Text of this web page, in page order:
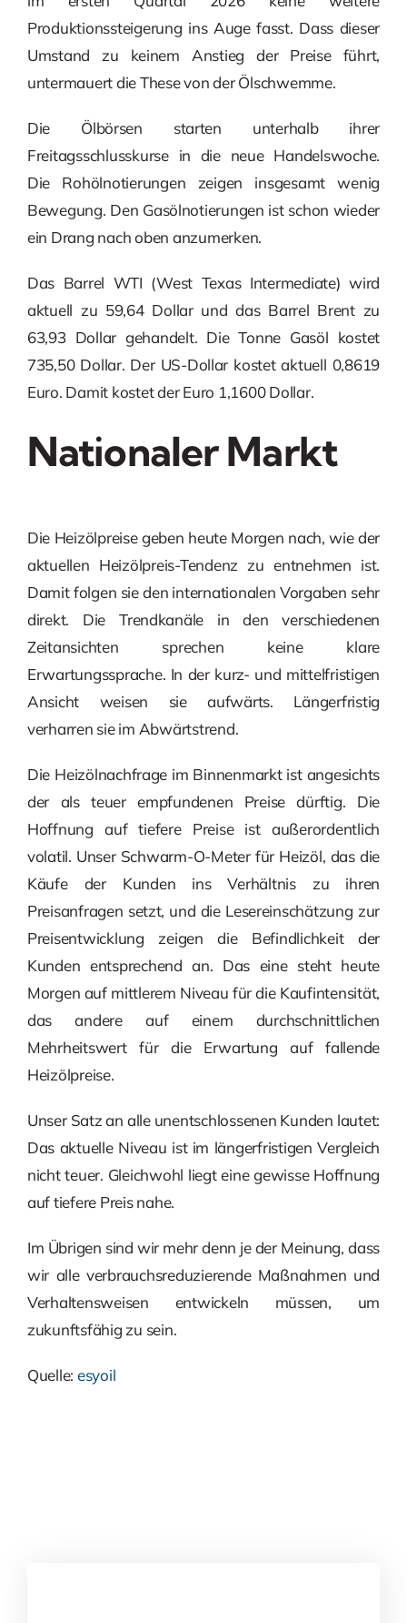
Produktionssteigerung ins Auge fasst. Dass dieser
Umstand zu keinem Anstieg der Preise führt,
untermauert die These von der Ölschwemme.
Die Ölbörsen starten unterhalb ihrer
Freitagsschlusskurse in die neue Handelswoche.
Die Rohölnotierungen zeigen insgesamt wenig
Bewegung. Den Gasölnotierungen ist schon wieder
ein Drang nach oben anzumerken.
Das Barrel WTI (West Texas Intermediate) wird
aktuell zu 59,64 Dollar und das Barrel Brent zu
63,93 Dollar gehandelt. Die Tonne Gasöl kostet
735,50 Dollar. Der US-Dollar kostet aktuell 0,8619
Euro. Damit kostet der Euro 1,1600 Dollar.
Nationaler Markt
Die Heizölpreise geben heute Morgen nach, wie der
aktuellen Heizölpreis-Tendenz zu entnehmen ist.
Damit folgen sie den internationalen Vorgaben sehr
direkt. Die Trendkanäle in den verschiedenen
Zeitansichten sprechen keine klare
Erwartungssprache. In der kurz- und mittelfristigen
Ansicht weisen sie aufwärts. Längerfristig
verharren sie im Abwärtstrend.
Die Heizölnachfrage im Binnenmarkt ist angesichts
der als teuer empfundenen Preise dürftig. Die
Hoffnung auf tiefere Preise ist außerordentlich
volatil. Unser Schwarm-O-Meter für Heizöl, das die
Käufe der Kunden ins Verhältnis zu ihren
Preisanfragen setzt, und die Lesereinschätzung zur
Preisentwicklung zeigen die Befindlichkeit der
Kunden entsprechend an. Das eine steht heute
Morgen auf mittlerem Niveau für die Kaufintensität,
das andere auf einem durchschnittlichen
Mehrheitswert für die Erwartung auf fallende
Heizölpreise.
Unser Satz an alle unentschlossenen Kunden lautet:
Das aktuelle Niveau ist im längerfristigen Vergleich
nicht teuer. Gleichwohl liegt eine gewisse Hoffnung
auf tiefere Preis nahe.
Im Übrigen sind wir mehr denn je der Meinung, dass
wir alle verbrauchsreduzierende Maßnahmen und
Verhaltensweisen entwickeln müssen, um
zukunftsfähig zu sein.
Quelle: esyoil